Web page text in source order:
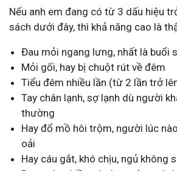
Nếu anh em đang có từ 3 dấu hiệu
sách dưới đây, thì khả năng cao là
Đau mỏi ngang lưng, nhất là buổi
Mỏi gối, hay bị chuột rút về đêm
Tiểu đêm nhiều lần (từ 2 lần trở
Tay chân lạnh, sợ lạnh dù người
thường
Hay đổ mồ hôi trộm, người lúc
oải
Hay cáu gắt, khó chịu, ngủ không